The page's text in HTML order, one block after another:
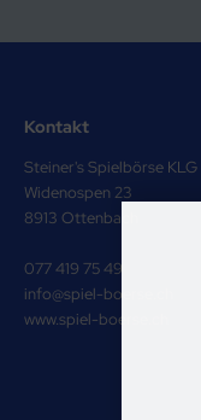
Kontakt
Steiner's Spielbörse KLG
Widenospen 23
8913 Ottenbach
077 419 75 49
info@spiel-boerse.ch
www.spiel-boerse.ch